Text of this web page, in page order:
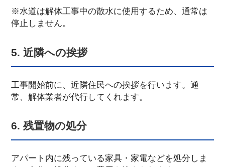
※水道は解体工事中の散水に使用するため、通常は
停止しません。
5. 近隣への挨拶
工事開始前に、近隣住民への挨拶を行います。通
常、解体業者が代行してくれます。
6. 残置物の処分
アパート内に残っている家具・家電などを処分しま